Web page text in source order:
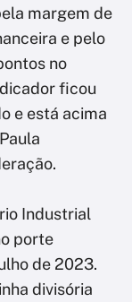
margem de
e pelo
no
ficou
e está acima
Industrial
porte
de 2023.
divisória